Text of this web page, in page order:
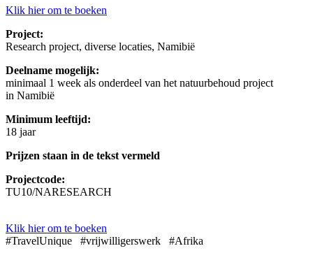
Klik hier om te boeken
Project:
Research project, diverse locaties, Namibië
Deelname mogelijk:
minimaal 1 week als onderdeel van het natuurbehoud project
in Namibië
Minimum leeftijd:
18 jaar
Prijzen staan in de tekst vermeld
Projectcode:
TU10/NARESEARCH
Klik hier om te boeken
#TravelUnique #vrijwilligerswerk #Afrika